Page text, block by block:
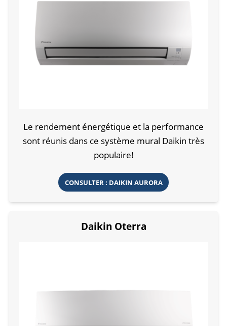
Le rendement énergétique et la performance
sont réunis dans ce système mural Daikin très
populaire!
CONSULTER : DAIKIN AURORA
Daikin Oterra